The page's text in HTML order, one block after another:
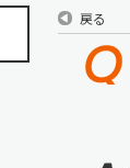
戻る